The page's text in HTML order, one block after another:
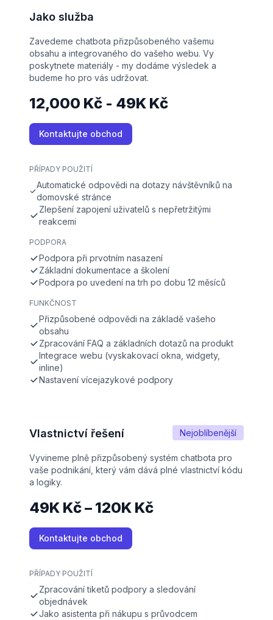
Jako služba
Zavedeme chatbota přizpůsobeného vašemu
obsahu a integrovaného do vašeho webu. Vy
poskytnete materiály - my dodáme výsledek a
budeme ho pro vás udržovat.
12,000 Kč - 49K Kč
Kontaktujte obchod
PŘÍPADY POUŽITÍ
Automatické odpovědi na dotazy návštěvníků na
domovské stránce
Zlepšení zapojení uživatelů s nepřetržitými
reakcemi
PODPORA
Podpora při prvotním nasazení
Základní dokumentace a školení
Podpora po uvedení na trh po dobu 12 měsíců
FUNKČNOST
Přizpůsobené odpovědi na základě vašeho
obsahu
Zpracování FAQ a základních dotazů na produkt
Integrace webu (vyskakovací okna, widgety,
inline)
Nastavení vícejazykové podpory
Nejoblíbenější
Vlastnictví řešení
Vyvineme plně přizpůsobený systém chatbota pro
vaše podnikání, který vám dává plné vlastnictví kódu
a logiky.
49K Kč – 120K Kč
Kontaktujte obchod
PŘÍPADY POUŽITÍ
Zpracování tiketů podpory a sledování
objednávek
Jako asistenta při nákupu s průvodcem